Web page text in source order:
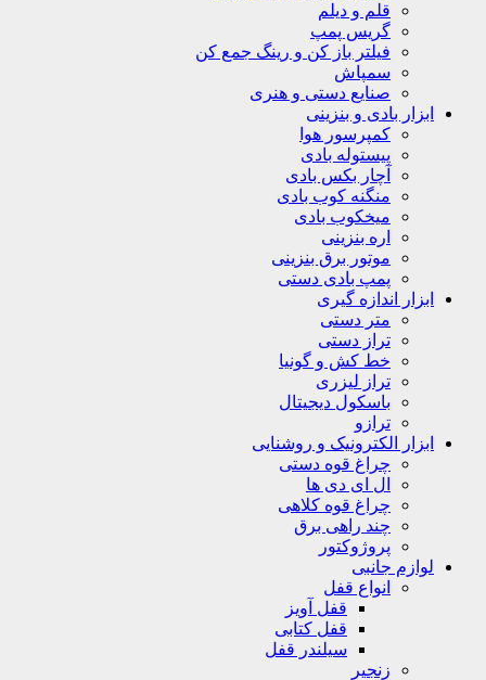
قلم و دیلم
گریس پمپ
فیلتر باز کن و رینگ جمع کن
سمپاش
صنایع دستی و هنری
ابزار بادی و بنزینی
کمپرسور هوا
پیستوله بادی
آچار بکس بادی
منگنه کوب بادی
میخکوب بادی
اره بنزینی
موتور برق بنزینی
پمپ بادی دستی
ابزار اندازه گیری
متر دستی
تراز دستی
خط کش و گونیا
تراز لیزری
باسکول دیجیتال
ترازو
ابزار الکترونیک و روشنایی
چراغ قوه دستی
ال ای دی ها
چراغ قوه کلاهی
چند راهی برق
پروژوکتور
لوازم جانبی
انواع قفل
قفل آویز
قفل کتابی
سیلندر قفل
زنجیر